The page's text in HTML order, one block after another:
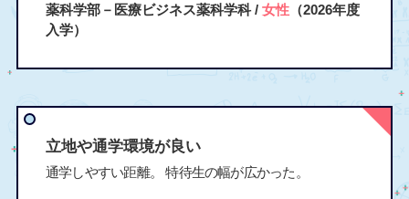
薬科学部－医療ビジネス薬科学科 / 女性（2026年度
入学）
立地や通学環境が良い
通学しやすい距離。 特待生の幅が広かった。